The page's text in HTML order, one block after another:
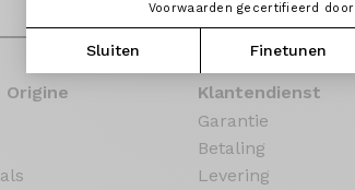
Voorwaarden gecertifieerd door
Sluiten Finetunen
Origine
Klantendienst
Garantie
Betaling
Levering